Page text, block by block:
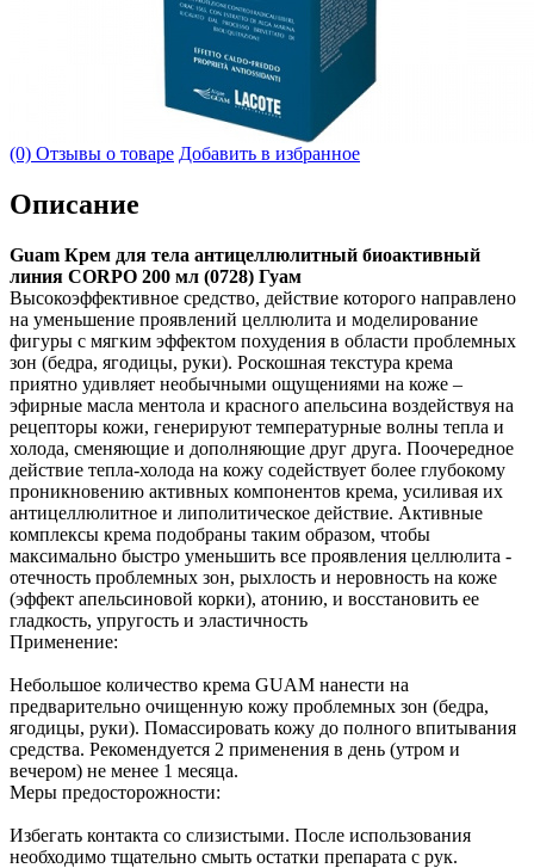
(0) Отзывы о товаре Добавить в избранное
Описание
Guam Крем для тела антицеллюлитный биоактивный
линия CORPO 200 мл (0728) Гуам
Высокоэффективное средство, действие которого направлено
на уменьшение проявлений целлюлита и моделирование
фигуры с мягким эффектом похудения в области проблемных
зон (бедра, ягодицы, руки). Роскошная текстура крема
приятно удивляет необычными ощущениями на коже –
эфирные масла ментола и красного апельсина воздействуя на
рецепторы кожи, генерируют температурные волны тепла и
холода, сменяющие и дополняющие друг друга. Поочередное
действие тепла-холода на кожу содействует более глубокому
проникновению активных компонентов крема, усиливая их
антицеллюлитное и липолитическое действие. Активные
комплексы крема подобраны таким образом, чтобы
максимально быстро уменьшить все проявления целлюлита -
отечность проблемных зон, рыхлость и неровность на коже
(эффект апельсиновой корки), атонию, и восстановить ее
гладкость, упругость и эластичность
Применение:
Небольшое количество крема GUAM нанести на
предварительно очищенную кожу проблемных зон (бедра,
ягодицы, руки). Помассировать кожу до полного впитывания
средства. Рекомендуется 2 применения в день (утром и
вечером) не менее 1 месяца.
Меры предосторожности:
Избегать контакта со слизистыми. После использования
необходимо тщательно смыть остатки препарата с рук.